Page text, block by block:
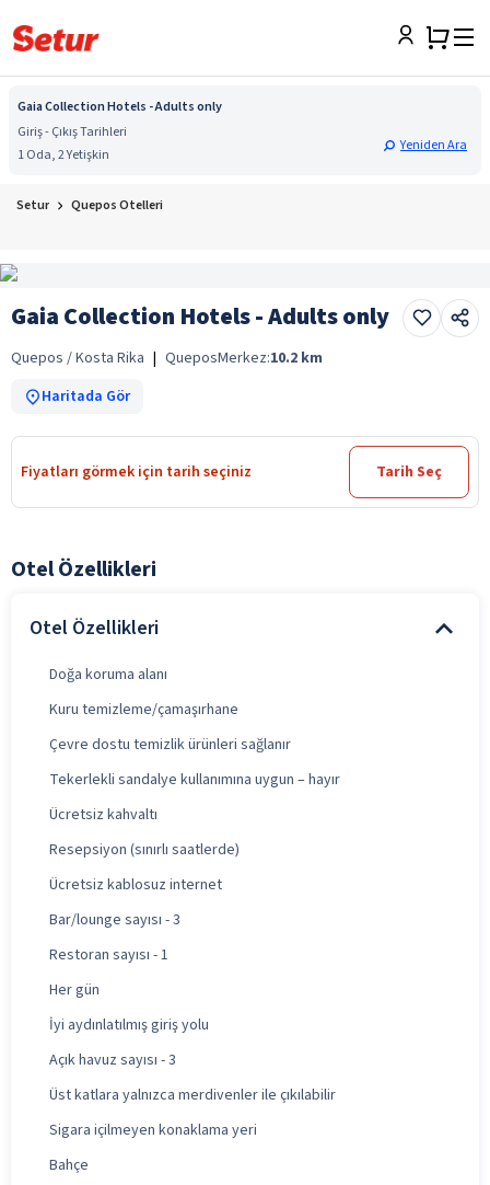
Gaia Collection Hotels - Adults only
Giriş - Çıkış Tarihleri
1 Oda, 2 Yetişkin
Yeniden Ara
Setur Quepos Otelleri
Gaia Collection Hotels - Adults only
Quepos / Kosta Rika | QueposMerkez:10.2 km
Haritada Gör
Fiyatları görmek için tarih seçiniz Tarih Seç
Otel Özellikleri
Otel Özellikleri
Doğa koruma alanı
Kuru temizleme/çamaşırhane
Çevre dostu temizlik ürünleri sağlanır
Tekerlekli sandalye kullanımına uygun – hayır
Ücretsiz kahvaltı
Resepsiyon (sınırlı saatlerde)
Ücretsiz kablosuz internet
Bar/lounge sayısı - 3
Restoran sayısı - 1
Her gün
İyi aydınlatılmış giriş yolu
Açık havuz sayısı - 3
Üst katlara yalnızca merdivenler ile çıkılabilir
Sigara içilmeyen konaklama yeri
Bahçe